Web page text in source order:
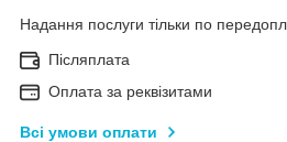
Надання послуги тільки по
Післяплата
Оплата за реквізитами
Всі умови оплати